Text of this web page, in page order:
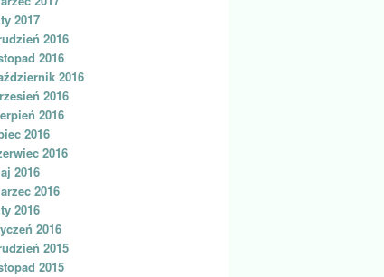
2017
2016
2016
2016
2016
2016
2016
2016
2016
2016
2016
2016
2015
2015